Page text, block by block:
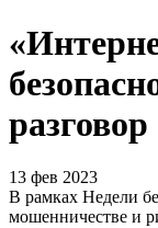
разговор
13 фев 2023
В рамках Недели
мошенничестве и